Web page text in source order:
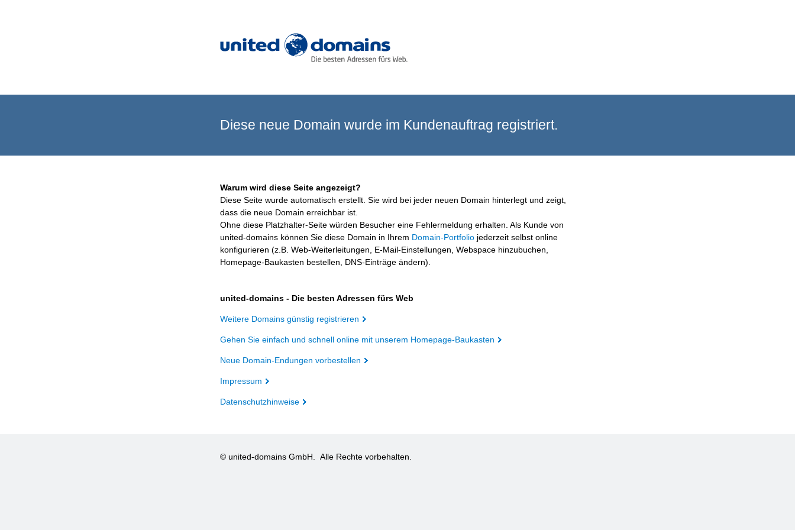
Diese neue Domain wurde im Kundenauftrag registriert.
Warum wird diese Seite angezeigt?
Diese Seite wurde automatisch erstellt. Sie wird bei jeder neuen Domain hinterlegt und zeigt,
dass die neue Domain erreichbar ist.
Ohne diese Platzhalter-Seite würden Besucher eine Fehlermeldung erhalten. Als Kunde von
united-domains können Sie diese Domain in Ihrem Domain-Portfolio jederzeit selbst online
konfigurieren (z.B. Web-Weiterleitungen, E-Mail-Einstellungen, Webspace hinzubuchen,
Homepage-Baukasten bestellen, DNS-Einträge ändern).
united-domains - Die besten Adressen fürs Web
Weitere Domains günstig registrieren
Gehen Sie einfach und schnell online mit unserem Homepage-Baukasten
Neue Domain-Endungen vorbestellen
Impressum
Datenschutzhinweise
© united-domains GmbH. Alle Rechte vorbehalten.